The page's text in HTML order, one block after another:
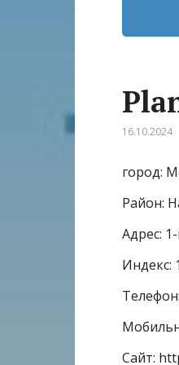
16.10.2024
город:
Район:
Адрес:
Индекс:
Сайт: